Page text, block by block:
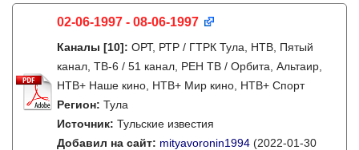
02-06-1997 - 08-06-1997
Каналы [10]: ОРТ, РТР / ГТРК Тула, НТВ, Пятый
канал, ТВ-6 / 51 канал, РЕН ТВ / Орбита, Альтаир,
НТВ+ Наше кино, НТВ+ Мир кино, НТВ+ Спорт
Регион: Тула
Источник: Тульские известия
Добавил на сайт: mityavoronin1994 (2022-01-30